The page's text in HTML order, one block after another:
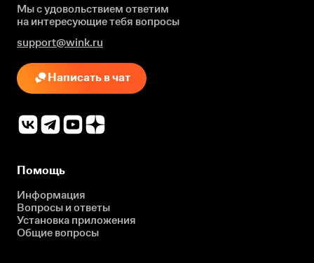
Мы с удовольствием ответим
на интересующиетебя вопросы
support@wink.ru
Написать в чат
Помощь
Информация
Вопросы и ответы
Установка приложения
Общие вопросы